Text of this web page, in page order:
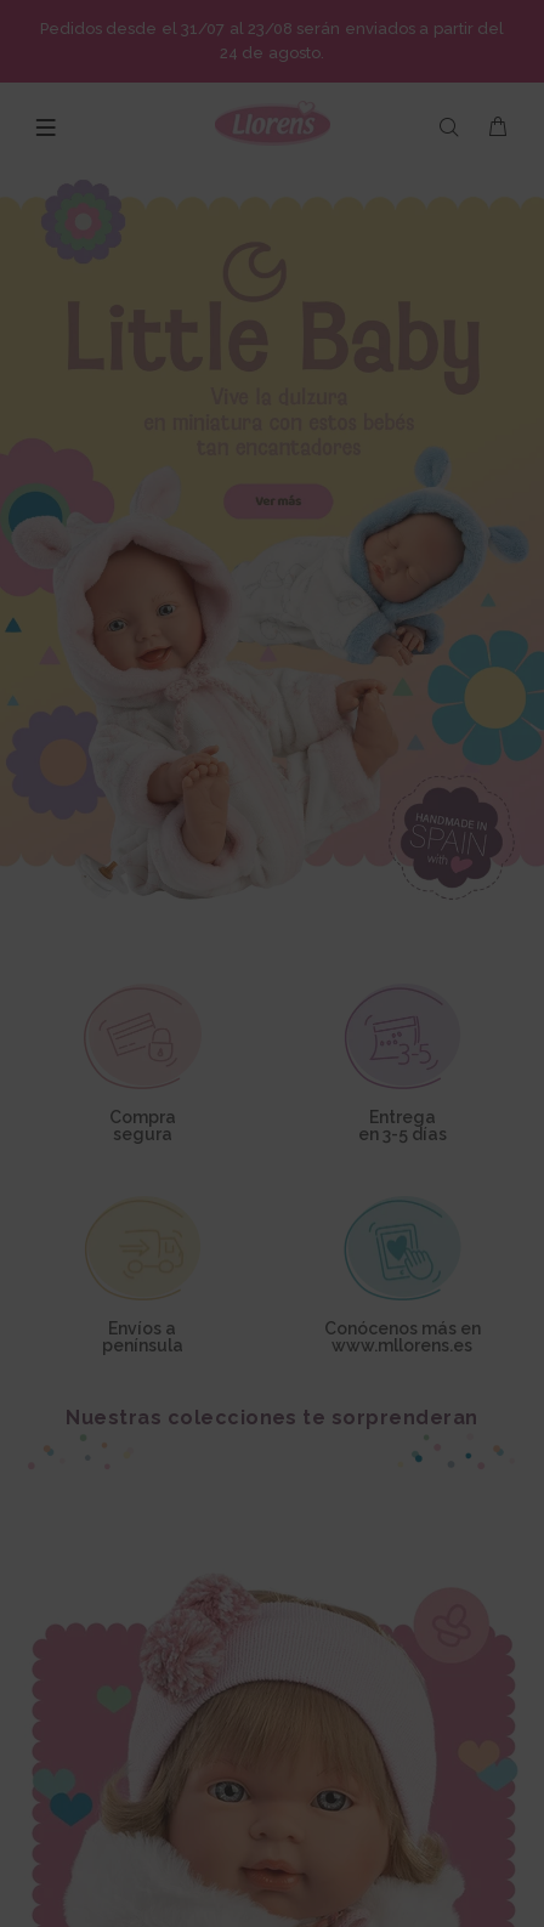
Pedidos desde el 31/07 al 23/08 serán enviados a partir del
24 de agosto.
Compra
segura
Entrega
en 3-5 días
Envíos a
península
Conócenos más en
www.mllorens.es
Nuestras colecciones te sorprenderan